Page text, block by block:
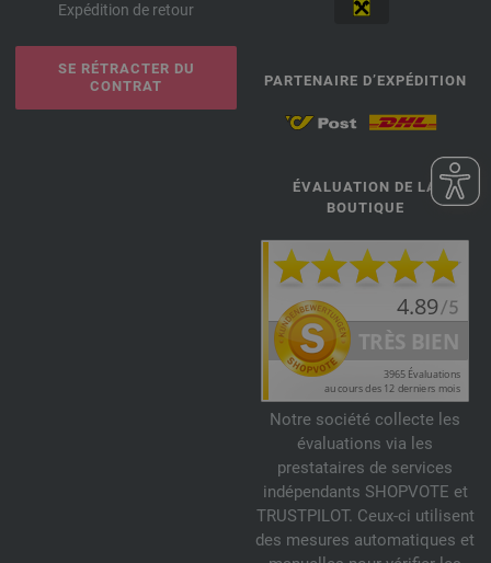
Expédition de retour
SE RÉTRACTER DU
CONTRAT
PARTENAIRE D’EXPÉDITION
ÉVALUATION DE LA
BOUTIQUE
Notre société collecte les
évaluations via les
prestataires de services
indépendants SHOPVOTE et
TRUSTPILOT. Ceux-ci utilisent
des mesures automatiques et